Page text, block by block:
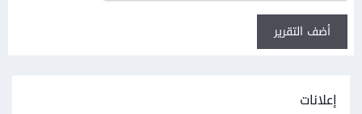
أضف التقرير
إعلانات